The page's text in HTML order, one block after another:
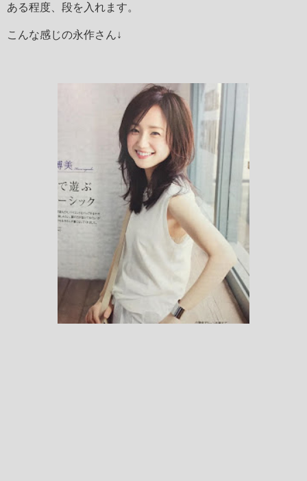
ある程度、段を入れます。
こんな感じの永作さん↓